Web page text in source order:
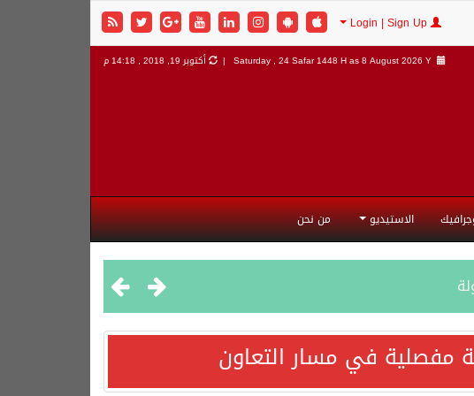
Saturday , 24 Safar 1448 H as8 August 2026 Y | أكتوبر 19, 2018 , 14:18 م
الاستيديو من نحن
مفصلية في مسار التعاون